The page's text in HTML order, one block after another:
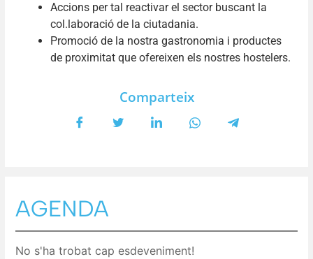
Accions per tal reactivar el sector buscant la
col.laboració de la ciutadania.
Promoció de la nostra gastronomia i productes
de proximitat que ofereixen els nostres hostelers.
Comparteix
AGENDA
No s'ha trobat cap esdeveniment!